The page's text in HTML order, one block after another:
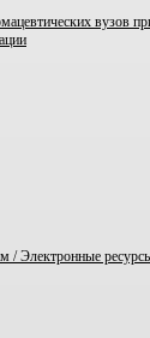
вузов
/ Электронные